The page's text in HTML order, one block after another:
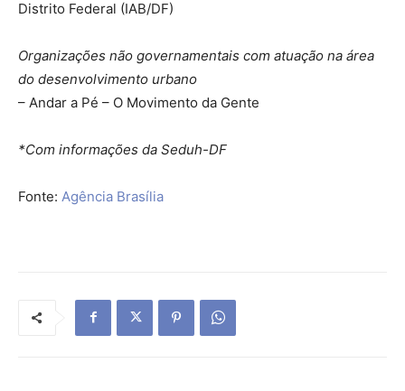
Distrito Federal (IAB/DF)
Organizações não governamentais com atuação na área
do desenvolvimento urbano
– Andar a Pé – O Movimento da Gente
*Com informações da Seduh-DF
Fonte: Agência Brasília